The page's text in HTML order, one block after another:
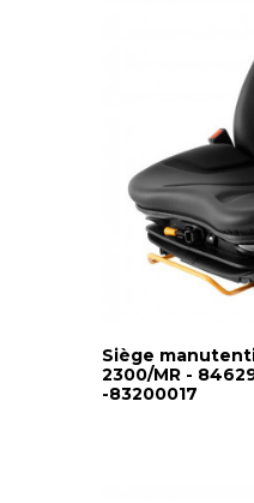
Siège
2300/MR -
-83200017